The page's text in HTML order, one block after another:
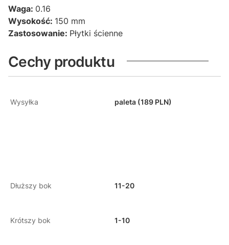
Waga: 0.16
Wysokość: 150 mm
Zastosowanie: Płytki ścienne
Cechy produktu
Wysyłka paleta (189 PLN)
Dłuższy bok 11-20
Krótszy bok 1-10